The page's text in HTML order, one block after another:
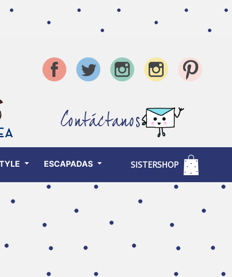
Contáctanos
ESCAPADAS SISTERSHOP